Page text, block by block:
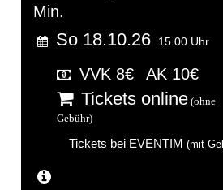
Min.
So 18.10.26 15.00 Uhr
VVK 8€ AK 10€
Tickets online (ohne
Gebühr)
Tickets bei EVENTIM (mit